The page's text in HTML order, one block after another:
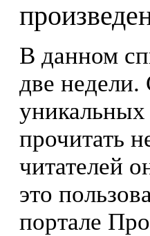
В данном
две недели.
уникальных
прочитать
читателей
это
портале